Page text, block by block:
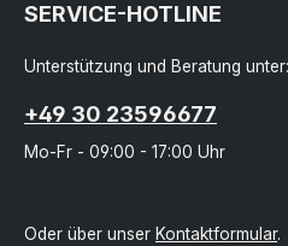
SERVICE-HOTLINE
Unterstützung und Beratung unter:
+49 30 23596677
Mo-Fr - 09:00 - 17:00 Uhr
Oder über unser Kontaktformular.